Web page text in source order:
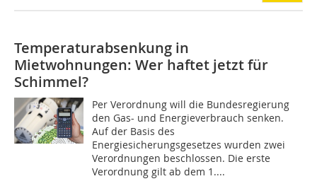
Temperaturabsenkung in
Mietwohnungen: Wer haftet jetzt für
Schimmel?
Per Verordnung will die Bundesregierung
den Gas- und Energieverbrauch senken.
Auf der Basis des
Energiesicherungsgesetzes wurden zwei
Verordnungen beschlossen. Die erste
Verordnung gilt ab dem 1....